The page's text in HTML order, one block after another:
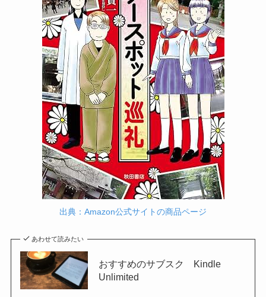
出典：Amazon公式サイトの商品ページ
あわせて読みたい
おすすめのサブスク Kindle
Unlimited